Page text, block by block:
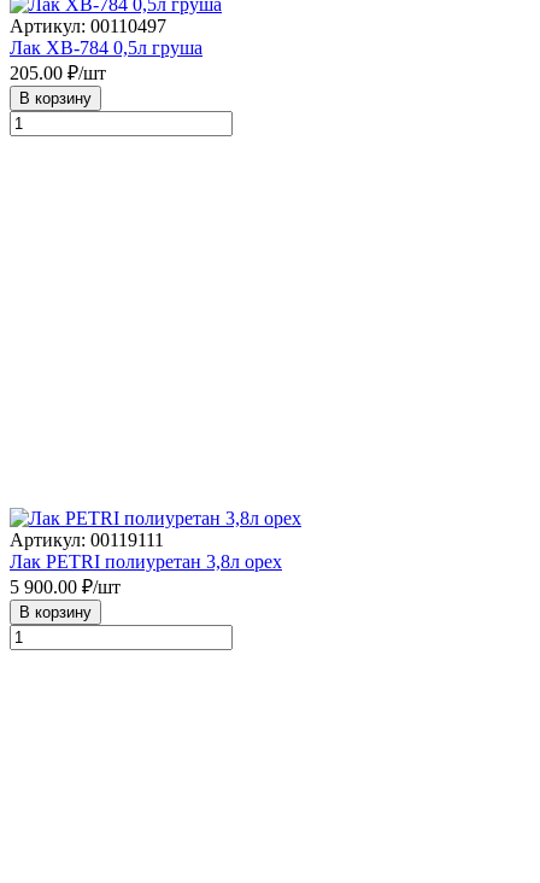
Артикул: 00110497
Лак ХВ-784 0,5л груша
205.00 ₽/шт
В корзину
Артикул: 00119111
Лак PETRI полиуретан 3,8л орех
5 900.00 ₽/шт
В корзину